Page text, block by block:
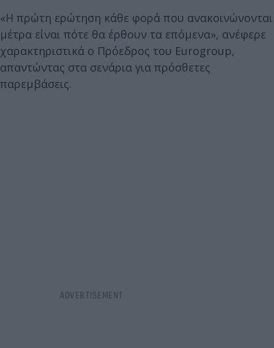
«Η πρώτη ερώτηση κάθε φορά που ανακοινώνονται
μέτρα είναι πότε θα έρθουν τα επόμενα», ανέφερε
χαρακτηριστικά ο Πρόεδρος του Eurogroup,
απαντώντας στα σενάρια για πρόσθετες
παρεμβάσεις.